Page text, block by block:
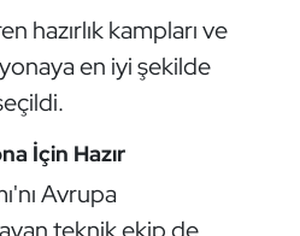
hazırlık kampları ve
en iyi şekilde
İçin Hazır
Avrupa